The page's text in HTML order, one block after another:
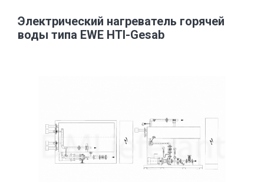
содержанию
Электрический нагреватель горячей
воды типа EWE HTI-Gesab